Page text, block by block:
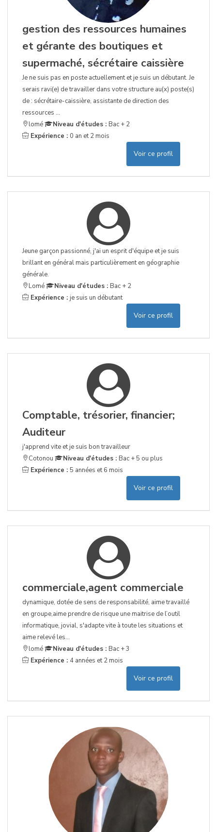
gestion des ressources humaines
et gérante des boutiques et
supermaché, sécrétaire caissière
Je ne suis pas en poste actuellement et je suis un débutant. Je
serais ravi(e) de travailler dans votre structure au(x) poste(s)
de : sécrétaire-caissière, assistante de direction des
ressources ...
lomé
Niveau d'études : Bac + 2
Expérience : 0 an et 2 mois
Voir ce profil
Jeune garçon passionné, j'ai un esprit d'équipe et je suis
brillant en général mais particulièrement en géographie
générale.
Lomé
Niveau d'études : Bac + 2
Expérience : je suis un débutant
Voir ce profil
Comptable, trésorier, financier;
Auditeur
j'apprend vite et je suis bon travailleur
Cotonou
Niveau d'études : Bac + 5 ou plus
Expérience : 5 années et 6 mois
Voir ce profil
commerciale,agent commerciale
dynamique, dotée de sens de responsabilité, aime travaillé
en groupe,aime prendre de risque une maitrise de l’outil
informatique, jovial, s'adapte vite à toute les situations et
aime relevé les...
lomé
Niveau d'études : Bac + 3
Expérience : 4 années et 2 mois
Voir ce profil